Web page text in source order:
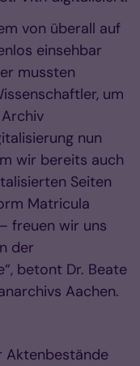
von überall auf
einsehbar
mussten
um
nun
wir bereits auch
Seiten
Matricula
freuen wir uns
der
betont Dr. Beate
Aachen.
Aktenbestände